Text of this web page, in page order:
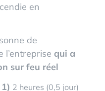
en
de
l’entreprisequi a
sur feu réel
2 heures (0,5 jour)